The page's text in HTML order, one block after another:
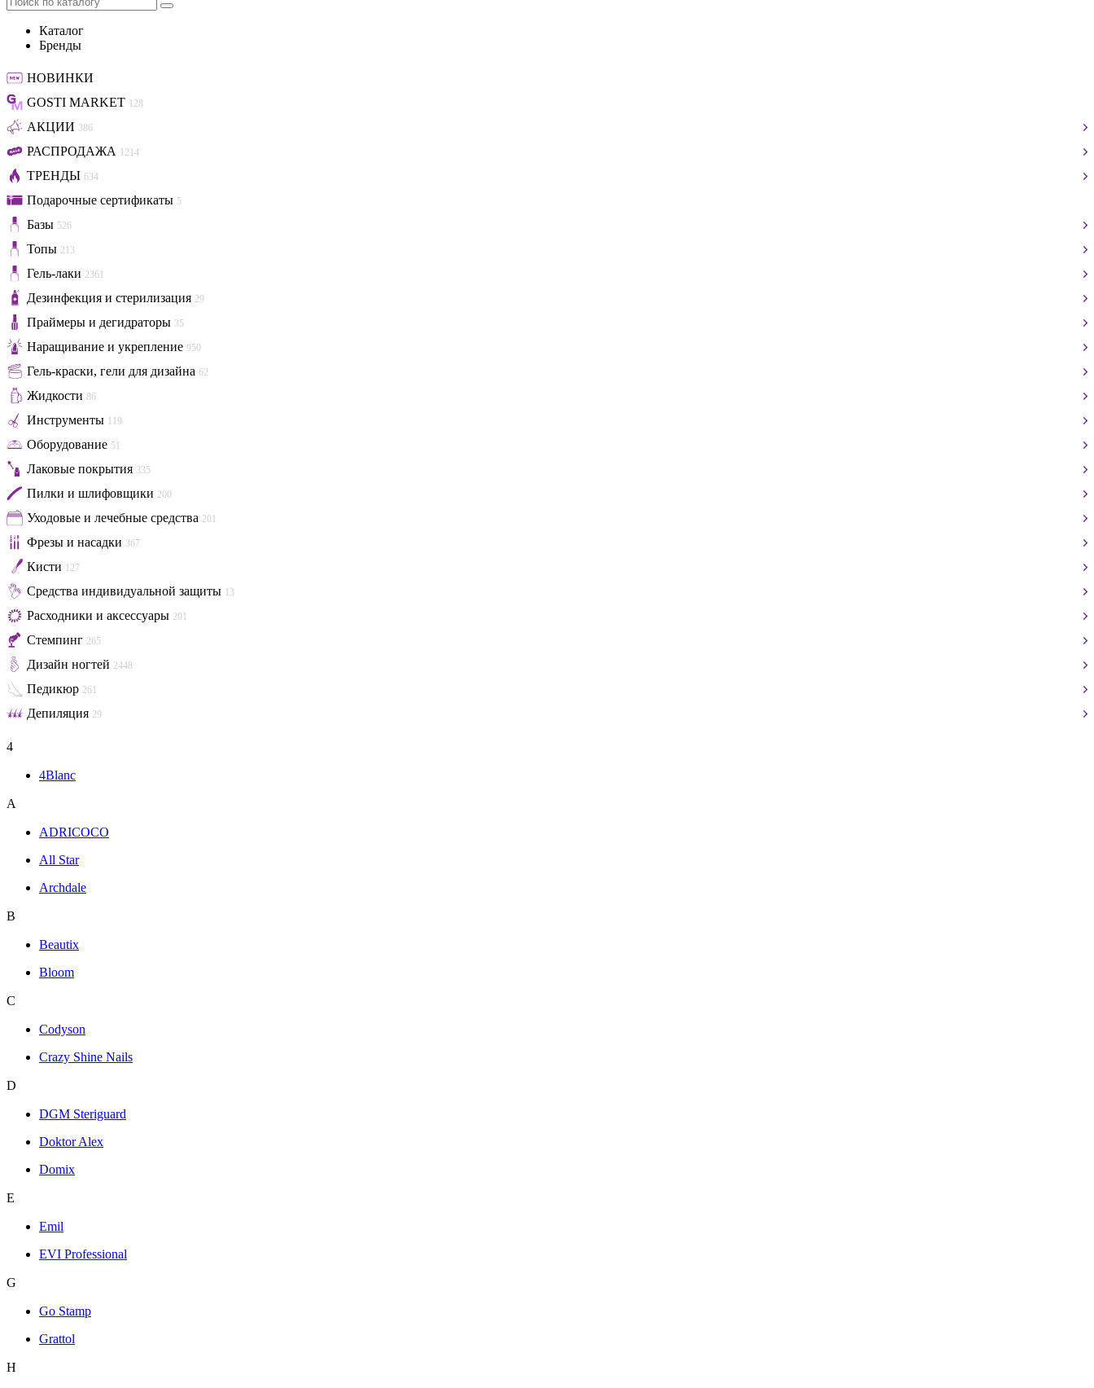
Каталог
Бренды
НОВИНКИ
GOSTI MARKET 128
АКЦИИ 386
РАСПРОДАЖА 1214
ТРЕНДЫ 634
Подарочные сертификаты 5
Базы 526
Топы 213
Гель-лаки 2361
Дезинфекция и стерилизация 29
Праймеры и дегидраторы 35
Наращивание и укрепление 950
Гель-краски, гели для дизайна 62
Жидкости 86
Инструменты 119
Оборудование 51
Лаковые покрытия 335
Пилки и шлифовщики 200
Уходовые и лечебные средства 201
Фрезы и насадки 367
Кисти 127
Средства индивидуальной защиты 13
Расходники и аксессуары 201
Стемпинг 265
Дизайн ногтей 2448
Педикюр 261
Депиляция 29
4
4Blanc
A
ADRICOCO
All Star
Archdale
B
Beautix
Bloom
C
Codyson
Crazy Shine Nails
D
DGM Steriguard
Doktor Alex
Domix
E
Emil
EVI Professional
G
Go Stamp
Grattol
H